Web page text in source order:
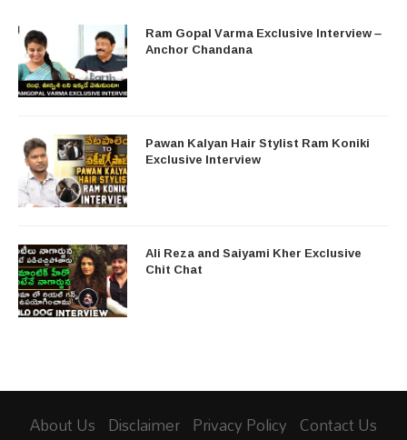
Ram Gopal Varma Exclusive Interview –
Anchor Chandana
Pawan Kalyan Hair Stylist Ram Koniki
Exclusive Interview
Ali Reza and Saiyami Kher Exclusive
Chit Chat
About Us Disclaimer Privacy Policy Contact Us